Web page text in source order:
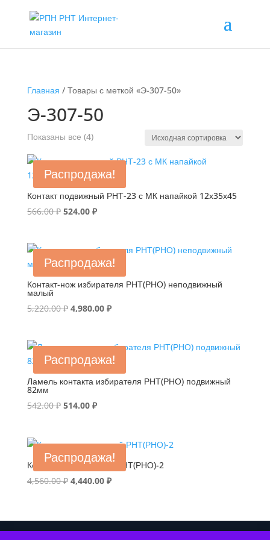
Главная / Товары с меткой «Э-307-50»
Э-307-50
Показаны все (4)
Распродажа!
Контакт подвижный РНТ-23 с МК напайкой 12х35х45
566.00₽ Первоначальная
566.00 ₽.
524.00 ₽Текущая
Распродажа!
Контакт-нож избирателя РНТ(РНО) неподвижный
малый
5,220.00₽ Первоначальная
5,220.00 ₽.
4,980.00 ₽Текущая
Распродажа!
Ламель контакта избирателя РНТ(РНО) подвижный
82мм
542.00₽ Первоначальная
542.00 ₽.
514.00 ₽Текущая
Распродажа!
Контакт неподвижный РНТ(РНО)-2
4,560.00₽ Первоначальная
4,560.00 ₽.
4,440.00 ₽Текущая